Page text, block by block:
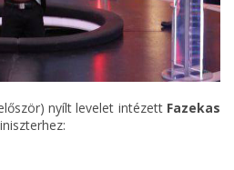
nyílt levelet intézettFazekas